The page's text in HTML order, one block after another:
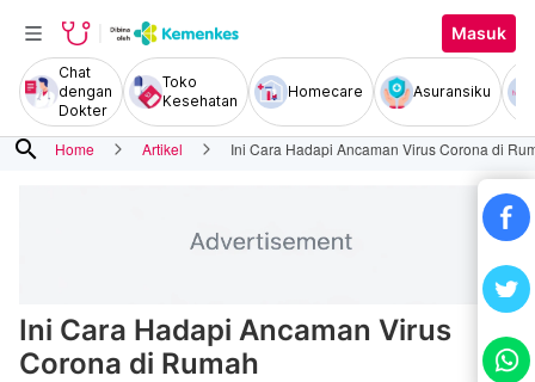
Masuk
Chat
dengan
Dokter
Toko
Kesehatan
Homecare Asuransiku
search Home Artikel Ini Cara Hadapi Ancaman Virus Corona di
Ini Cara Hadapi Ancaman Virus
Corona di Rumah